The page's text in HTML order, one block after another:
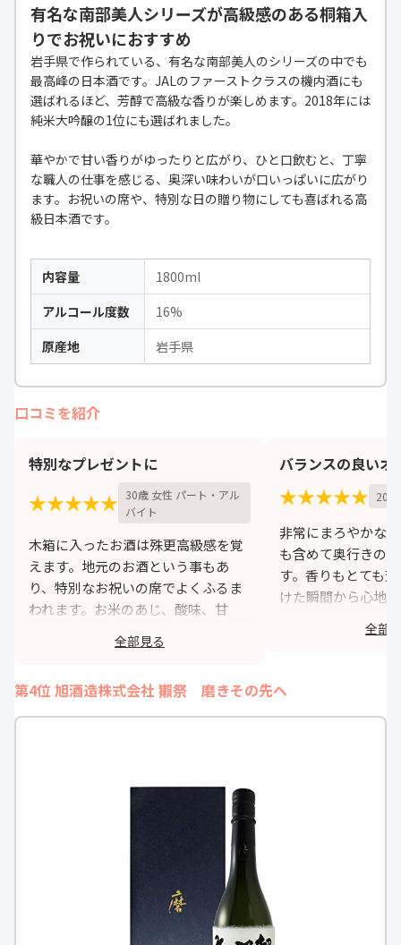
有名な南部美人シリーズが高級感のある桐箱入
りでお祝いにおすすめ
岩手県で作られている、有名な南部美人のシリーズの中でも
最高峰の日本酒です。JALのファーストクラスの機内酒にも
選ばれるほど、芳醇で高級な香りが楽しめます。2018年には
純米大吟醸の1位にも選ばれました。
華やかで甘い香りがゆったりと広がり、ひと口飲むと、丁寧
な職人の仕事を感じる、奥深い味わいが口いっぱいに広がり
ます。お祝いの席や、特別な日の贈り物にしても喜ばれる高
級日本酒です。
内容量
1800ml
アルコール度数
16%
原産地
岩手県
口コミを紹介
特別なプレゼントに
★★★★★ 30歳 女性 パート・アル
バイト
木箱に入ったお酒は殊更高級感を覚
えます。地元のお酒という事もあ
り、特別なお祝いの席でよくふるま
われます。お米のあじ、酸味、甘
酒です。お酒に強くなくたくさんは
ても満足感を覚えます。
全部見る
バランスの良いオ
★★★★★ 20
非常にまろやかな
も含めて奥行きの
す。香りもとても
けた瞬間から心地
りしており、非常
全部
第4位 旭酒造株式会社 獺祭 磨きその先へ